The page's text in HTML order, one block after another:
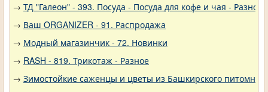
→ ТД "Галеон" - 393. Посуда - Посуда для кофе и чая - Разное
→ Ваш ORGANIZER - 91. Распродажа
→ Модный магазинчик - 72. Новинки
→ RASH - 819. Трикотаж - Разное
→ Зимостойкие саженцы и цветы из Башкирского